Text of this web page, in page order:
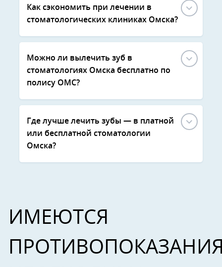
Как сэкономить при лечении в
стоматологических клиниках Омска?
Можно ли вылечить зуб в
стоматологиях Омска бесплатно по
полису ОМС?
Где лучше лечить зубы — в платной
или бесплатной стоматологии
Омска?
ИМЕЮТСЯ